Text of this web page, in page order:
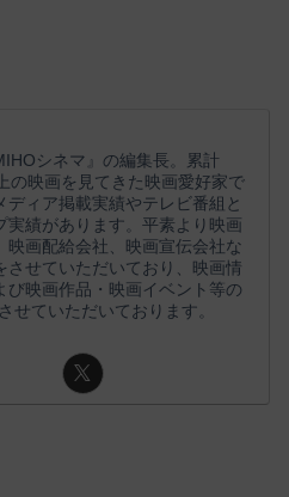
シネマ』の編集長。累計
の映画を見てきた映画愛好家で
ディア掲載実績やテレビ番組と
実績があります。平素より映画
映画配給会社、映画宣伝会社な
させていただいており、映画情
び映画作品・映画イベント等の
せていただいております。